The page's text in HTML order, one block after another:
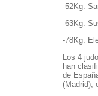
-52Kg:
-63Kg:
-78Kg:
Los 4
han
de
(Madrid),